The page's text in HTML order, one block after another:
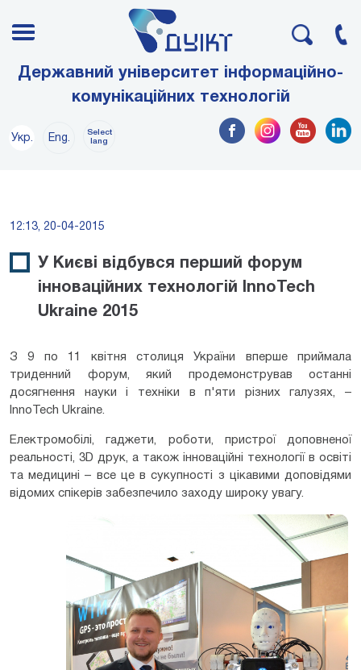
Державний університет інформаційно-
комунікаційних технологій
Укр. Eng.
Select
lang
12:13, 20-04-2015
У Києві відбувся перший форум
інноваційних технологій InnoTech
Ukraine 2015
З 9 по 11 квітня столиця України вперше приймала
триденний форум, який продемонстрував останні
досягнення науки і техніки в п'яти різних галузях, –
InnoTech Ukraine.
Електромобілі, гаджети, роботи, пристрої доповненої
реальності, 3D друк, а також інноваційні технології в освіті
та медицині – все це в сукупності з цікавими доповідями
відомих спікерів забезпечило заходу широку увагу.